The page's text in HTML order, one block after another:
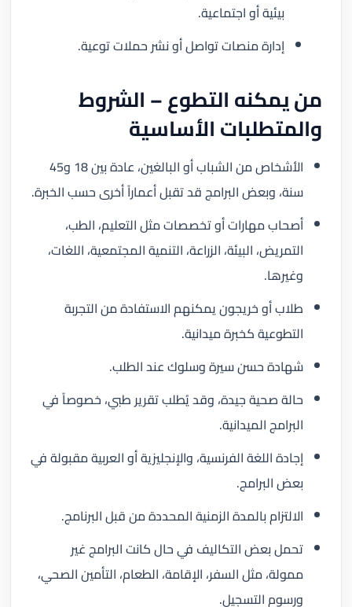
بيئية أو اجتماعية.
إدارة منصات تواصل أو نشر حملات توعية.
من يمكنه التطوع – الشروط
والمتطلبات الأساسية
الأشخاص من الشباب أو البالغين، عادة بين 18 و45
سنة، وبعض البرامج قد تقبل أعماراً أخرى حسب الخبرة.
أصحاب مهارات أو تخصصات مثل التعليم، الطب،
التمريض، البيئة، الزراعة، التنمية المجتمعية، اللغات،
وغيرها.
طلاب أو خريجون يمكنهم الاستفادة من التجربة
التطوعية كخبرة ميدانية.
شهادة حسن سيرة وسلوك عند الطلب.
حالة صحية جيدة، وقد يُطلب تقرير طبي، خصوصاً في
البرامج الميدانية.
إجادة اللغة الفرنسية، والإنجليزية أو العربية مقبولة في
بعض البرامج.
الالتزام بالمدة الزمنية المحددة من قبل البرنامج.
تحمل بعض التكاليف في حال كانت البرامج غير
ممولة، مثل السفر، الإقامة، الطعام، التأمين الصحي،
ورسوم التسجيل.